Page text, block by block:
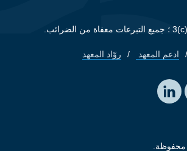
ادعم المعهد روّاد المعهد
The Washington
The Washington
The Washington Institute on
The Washington Institute on LinkedIn